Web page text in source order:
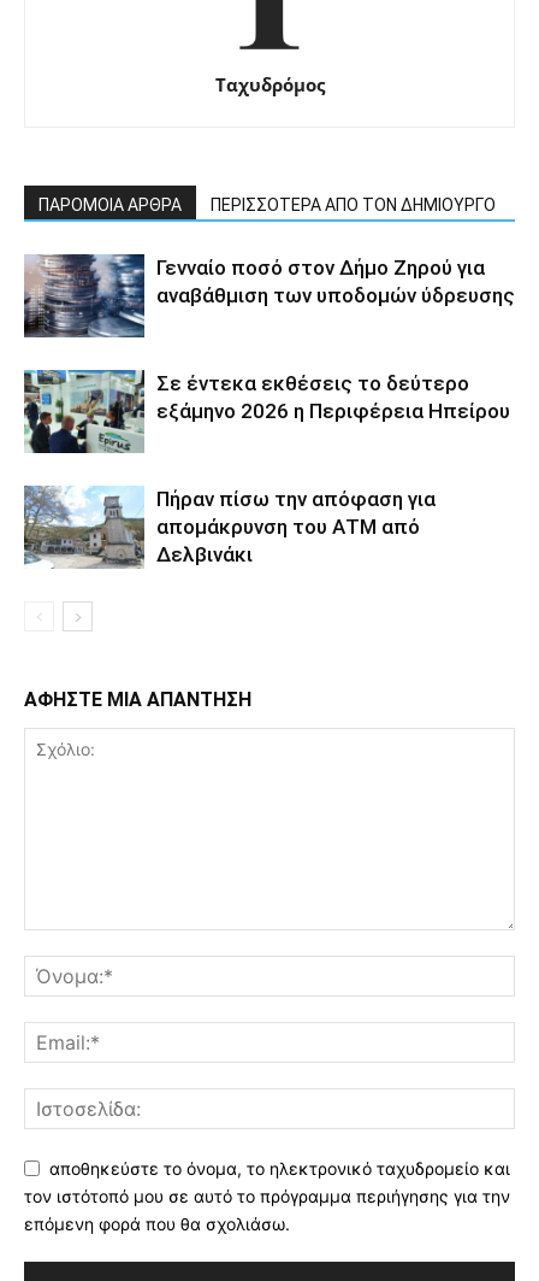
Ταχυδρόμος
ΠΑΡΟΜΟΙΑ ΑΡΘΡΑ ΠΕΡΙΣΣΟΤΕΡΑ ΑΠΟ ΤΟΝ ΔΗΜΙΟΥΡΓΟ
Γενναίο ποσό στον Δήμο Ζηρού για
αναβάθμιση των υποδομών ύδρευσης
Σε έντεκα εκθέσεις το δεύτερο
εξάμηνο 2026 η Περιφέρεια Ηπείρου
Πήραν πίσω την απόφαση για
απομάκρυνση του ΑΤΜ από
Δελβινάκι
ΑΦΗΣΤΕ ΜΙΑ ΑΠΑΝΤΗΣΗ
αποθηκεύστε το όνομα, το ηλεκτρονικό ταχυδρομείο και
τον ιστότοπό μου σε αυτό το πρόγραμμα περιήγησης για την
επόμενη φορά που θα σχολιάσω.